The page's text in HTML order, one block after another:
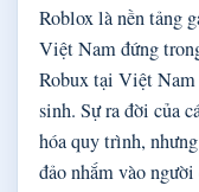
Roblox là nền tảng
Việt Nam đứng
Robux tại Việt Nam
sinh. Sự ra đời của
hóa quy trình,
đảo nhắm vào